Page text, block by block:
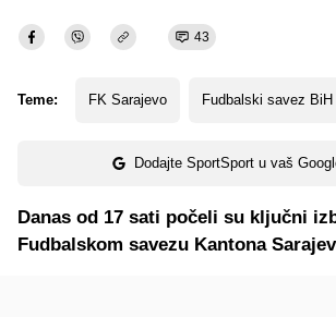
43
Teme: FK Sarajevo Fudbalski savez BiH
Dodajte SportSport u vaš
Danas od 17 sati počeli su ključni
Fudbalskom savezu Kantona